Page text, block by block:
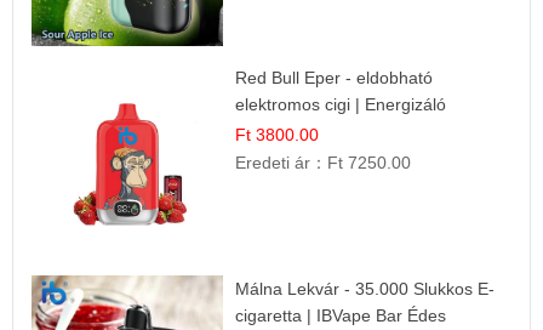
Red Bull Eper - eldobható
elektromos cigi | Energizáló
Gyümölcs Íz
Ft 3800.00
Eredeti ár： Ft 7250.00
Málna Lekvár - 35.000 Slukkos E-
cigaretta | IBVape Bar Édes